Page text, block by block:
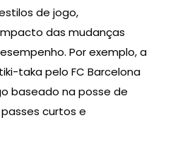
de jogo,
das mudanças
Por exemplo, a
taka pelo FC Barcelona
baseado na posse de
curtos e